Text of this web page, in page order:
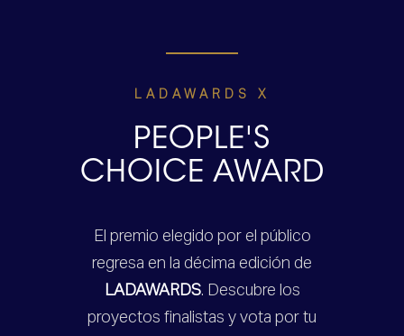
LADAWARDS X
PEOPLE'S
CHOICE AWARD
El premio elegido por el público
regresa en la décima edición de
LADAWARDS. Descubre los
proyectos finalistas y vota por tu